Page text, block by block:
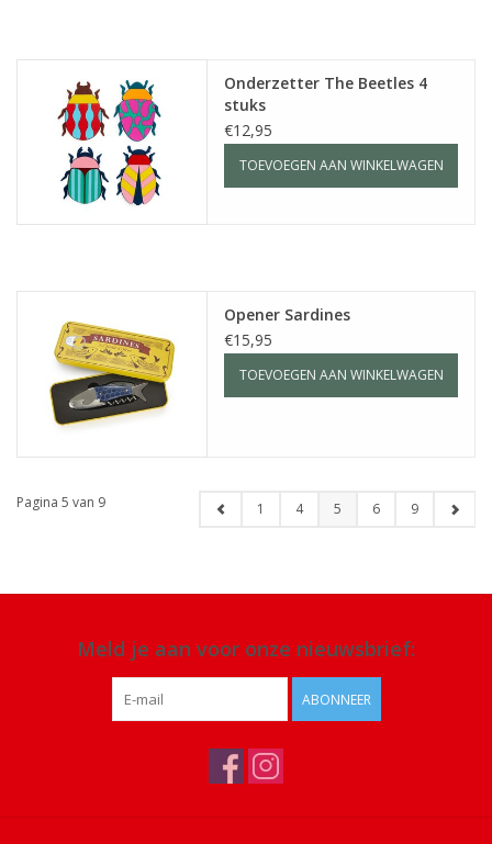
Onderzetter The Beetles 4
stuks
€12,95
TOEVOEGEN AAN WINKELWAGEN
Opener Sardines
€15,95
TOEVOEGEN AAN WINKELWAGEN
Pagina 5 van 9 1 4 5 6 9
Meld je aan voor onze nieuwsbrief:
ABONNEER